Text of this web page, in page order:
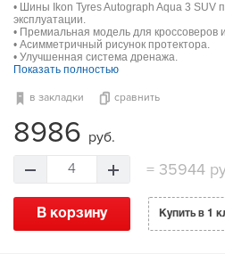
• Шины Ikon Tyres Autograph Aqua 3 SUV
эксплуатации.
• Премиальная модель для кроссоверов
• Асимметричный рисунок протектора.
• Улучшенная система дренажа.
Показать полностью
в закладки сравнить
8986 руб.
4 =35944
В корзину Купить в 1